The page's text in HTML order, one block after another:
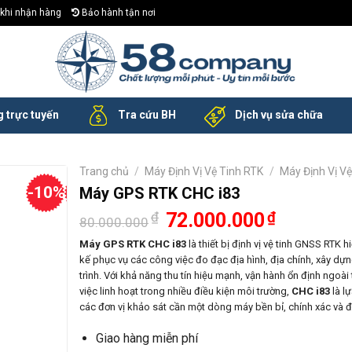
nhận hàng Bảo hành tận nơi
trực tuyến Tra cứu BH Dịch vụ sửa chữa
-10%
Trang chủ / Máy Định Vị Vệ Tinh RTK / Máy Định Vị
Máy GPS RTK CHC i83
80.000.000₫ Giá
gốc
là:
80.000.000₫.
72.000.000₫Giá
tại
là:
Máy GPS RTK CHC i83 là thiết bị định vị vệ tinh GNSS RTK
kế phục vụ các công việc đo đạc địa hình, địa chính, xây
trình. Với khả năng thu tín hiệu mạnh, vận hành ổn định
việc linh hoạt trong nhiều điều kiện môi trường, CHC i83 là
các đơn vị khảo sát cần một dòng máy bền bỉ, chính xác và
Giao hàng miễn phí